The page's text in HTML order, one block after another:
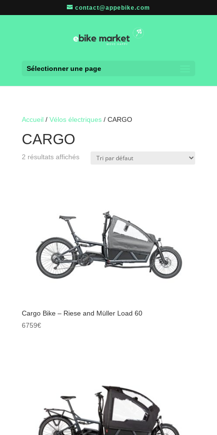
contact@appebike.com
Sélectionner une page
Accueil/ Vélos électriques/ CARGO
CARGO
2 résultats affichés
Cargo Bike – Riese and Müller Load 60
6759€